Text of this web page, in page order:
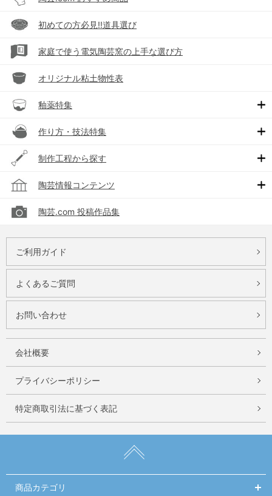
初めての方必見!!道具選び
家庭で使う電気陶芸窯の上手な選び方
オリジナル粘土物性表
釉薬特集
作り方・技法特集
制作工程から探す
陶芸情報コンテンツ
陶芸.com 投稿作品集
ご利用ガイド
よくあるご質問
お問い合わせ
会社概要
プライバシーポリシー
特定商取引法に基づく表記
商品カテゴリ